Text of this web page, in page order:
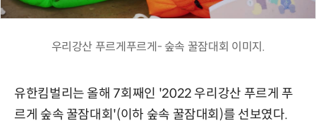
우리강산 푸르게푸르게- 숲속 꿀잠대회 이미지.
유한킴벌리는 올해 7회째인 '2022 우리강산 푸르게 푸
르게 숲속 꿀잠대회'(이하 숲속 꿀잠대회)를 선보였다.